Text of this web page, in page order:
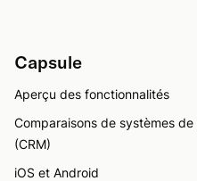
Capsule
Aperçu des fonctionnalités
Comparaisons de systèmes
(CRM)
iOS et Android